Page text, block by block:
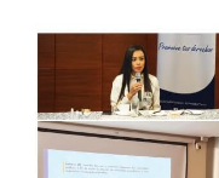
Boletín
16